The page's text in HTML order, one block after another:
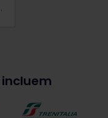
e cidades históricas esperam por você!